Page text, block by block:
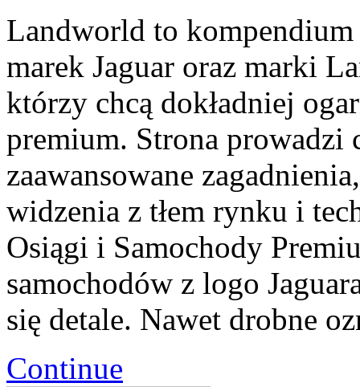
Landworld to
marek Jaguar oraz marki
którzy chcą dokładniej
premium. Strona
zaawansowane
widzenia z tłem rynku i
Osiągi i Samochody
samochodów z logo
się detale. Nawet drobne
Continue